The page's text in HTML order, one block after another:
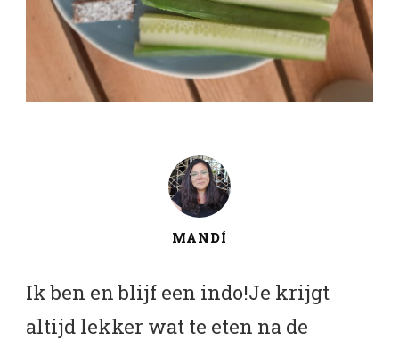
MANDÍ
Ik ben en blijf een indo!Je krijgt
altijd lekker wat te eten na de